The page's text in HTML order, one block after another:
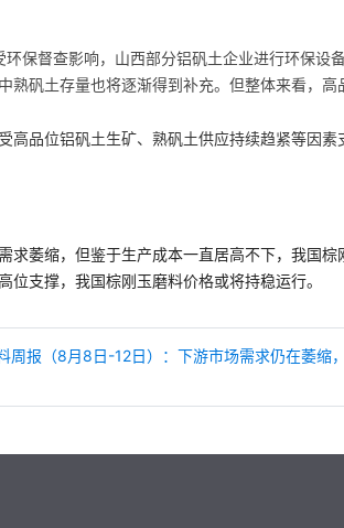
环保督查影响，山西部分铝矾土企业进行环保
熟矾土存量也将逐渐得到补充。但整体来看，
受高品位铝矾土生矿、熟矾土供应持续趋紧等因素
求萎缩，但鉴于生产成本一直居高不下，我国
位支撑，我国棕刚玉磨料价格或将持稳运行。
周报（8月8日-12日）：下游市场需求仍在萎缩